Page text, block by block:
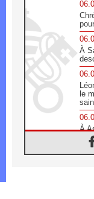
À
le
À